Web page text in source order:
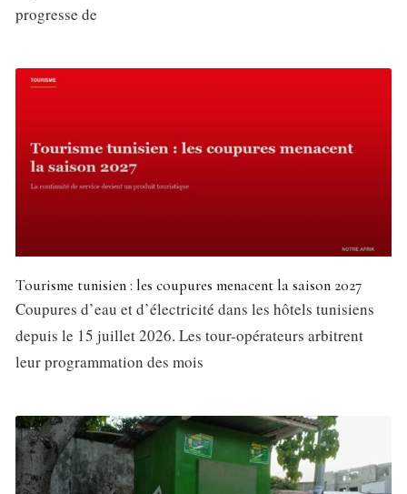
progresse de
Tourisme tunisien : les coupures menacent la saison 2027
Coupures d’eau et d’électricité dans les hôtels tunisiens
depuis le 15 juillet 2026. Les tour-opérateurs arbitrent
leur programmation des mois